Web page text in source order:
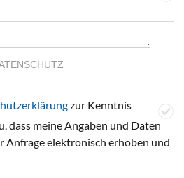
zur Kenntnis
dass meine Angaben und Daten
Anfrage elektronisch erhoben und